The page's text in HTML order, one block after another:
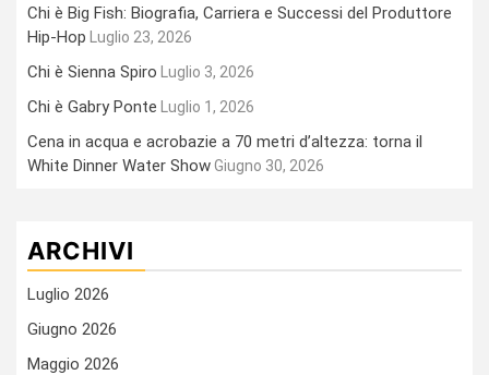
Chi è Big Fish: Biografia, Carriera e Successi del Produttore
Hip-Hop
Luglio 23, 2026
Chi è Sienna Spiro Luglio 3, 2026
Chi è Gabry Ponte Luglio 1, 2026
Cena in acqua e acrobazie a 70 metri d’altezza: torna il
White Dinner Water ShowGiugno 30, 2026
ARCHIVI
Luglio 2026
Giugno 2026
Maggio 2026